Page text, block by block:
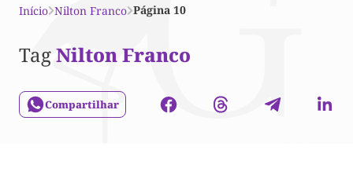
Início Nilton Franco Página 10
TagNilton Franco
Compartilhar